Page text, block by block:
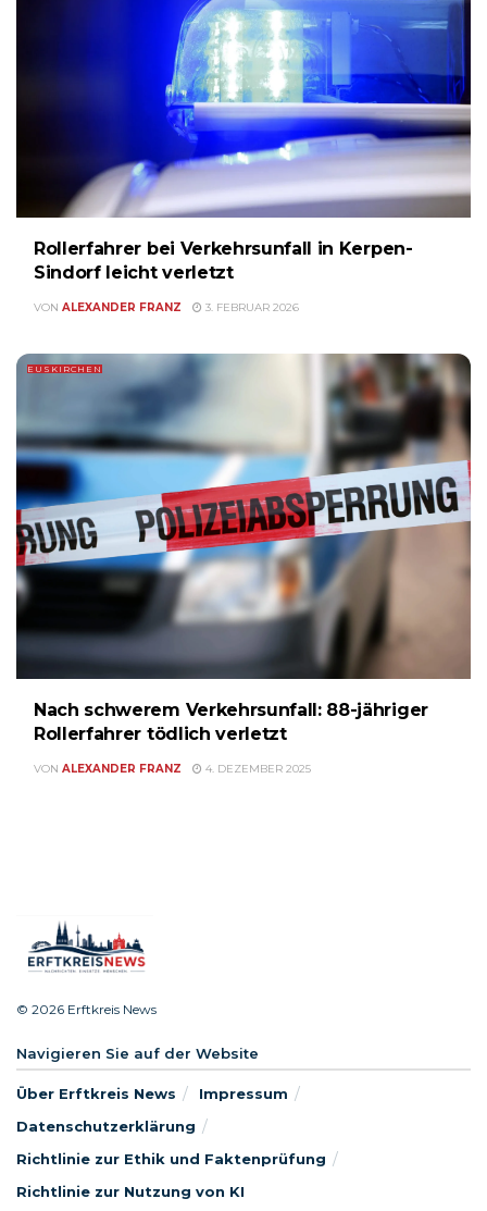
Rollerfahrer bei Verkehrsunfall in Kerpen-
Sindorf leicht verletzt
VON ALEXANDER FRANZ 3. FEBRUAR 2026
EUSKIRCHEN
Nach schwerem Verkehrsunfall: 88-jähriger
Rollerfahrer tödlich verletzt
VON ALEXANDER FRANZ 4. DEZEMBER 2025
© 2026 Erftkreis News
Navigieren Sie auf der Website
Über Erftkreis News
Impressum
Datenschutzerklärung
Richtlinie zur Ethik und Faktenprüfung
Richtlinie zur Nutzung von KI